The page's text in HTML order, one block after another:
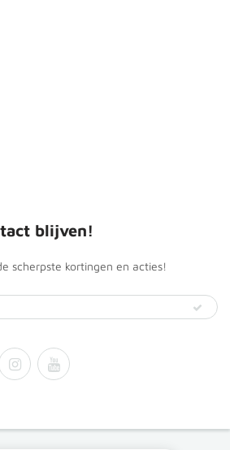
blijven!
scherpste kortingen en acties!